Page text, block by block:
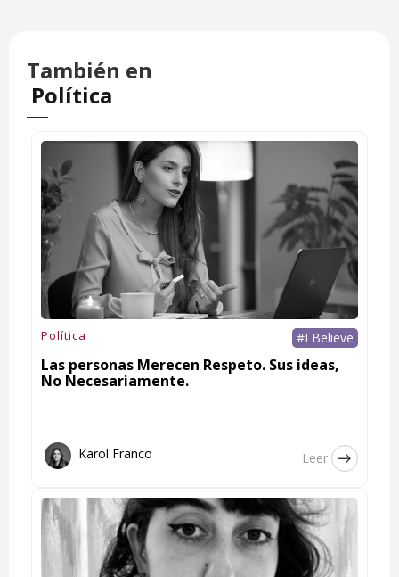
También en
Política
Política #I Believe
Las personas Merecen Respeto. Sus ideas,
No Necesariamente.
Karol Franco Leer